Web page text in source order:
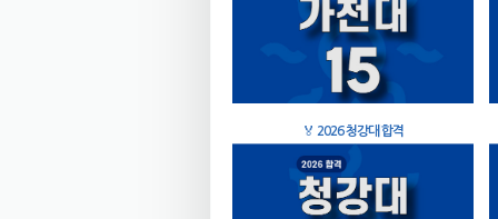
🏅 2026 청강대 합격